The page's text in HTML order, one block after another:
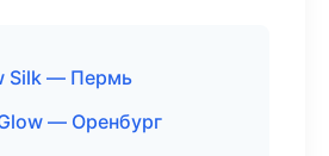
Silk — Пермь
— Оренбург